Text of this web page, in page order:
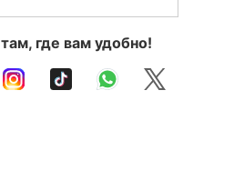
где вам удобно!